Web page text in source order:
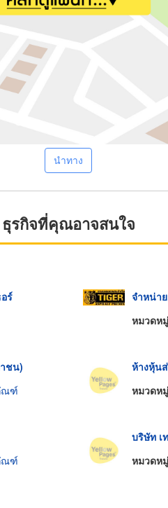
นำทาง
ธุรกิจที่คุณอาจสนใจ
ร์
จำหน่า
หมวดห
ชน)
ณฑ์
ห้างหุ้น
หมวดห
ณฑ์
บริษัท เ
หมวดห